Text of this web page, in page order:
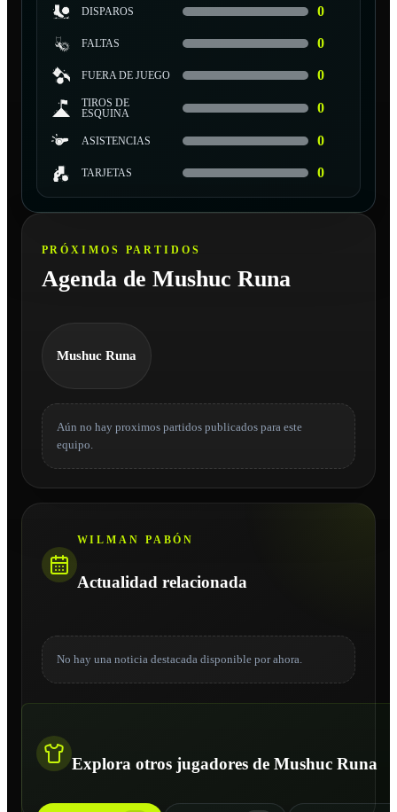
DISPAROS 0
FALTAS 0
FUERA DE JUEGO 0
TIROS DE
ESQUINA
0
ASISTENCIAS 0
TARJETAS 0
PRÓXIMOS PARTIDOS
Agenda de Mushuc Runa
Mushuc Runa
Aún no hay proximos partidos publicados para este
equipo.
WILMAN PABÓN
Actualidad relacionada
No hay una noticia destacada disponible por ahora.
Explora otros jugadores de Mushuc Runa